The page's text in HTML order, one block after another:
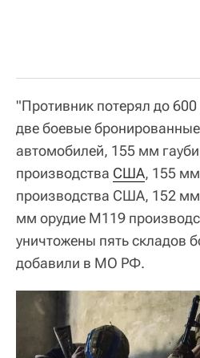
"Противник потерял до
две боевые
автомобилей, 155 мм
производства США, 155
производства США, 152
мм орудие М119
уничтожены пять складов
добавили в МО РФ.